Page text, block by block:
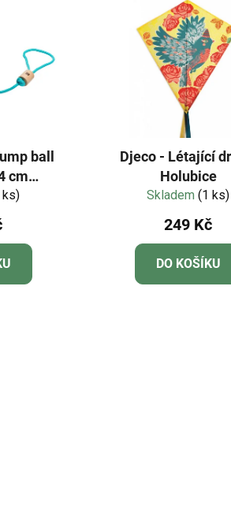
ball
cm
blue
ks)
Djeco - Létající
Holubice
Skladem(1 ks)
249 Kč
DO KOŠÍKU